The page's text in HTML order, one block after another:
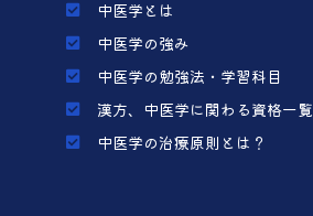
中医学とは
中医学の強み
中医学の勉強法・学習科目
漢方、中医学に関わる資格一覧
中医学の治療原則とは？